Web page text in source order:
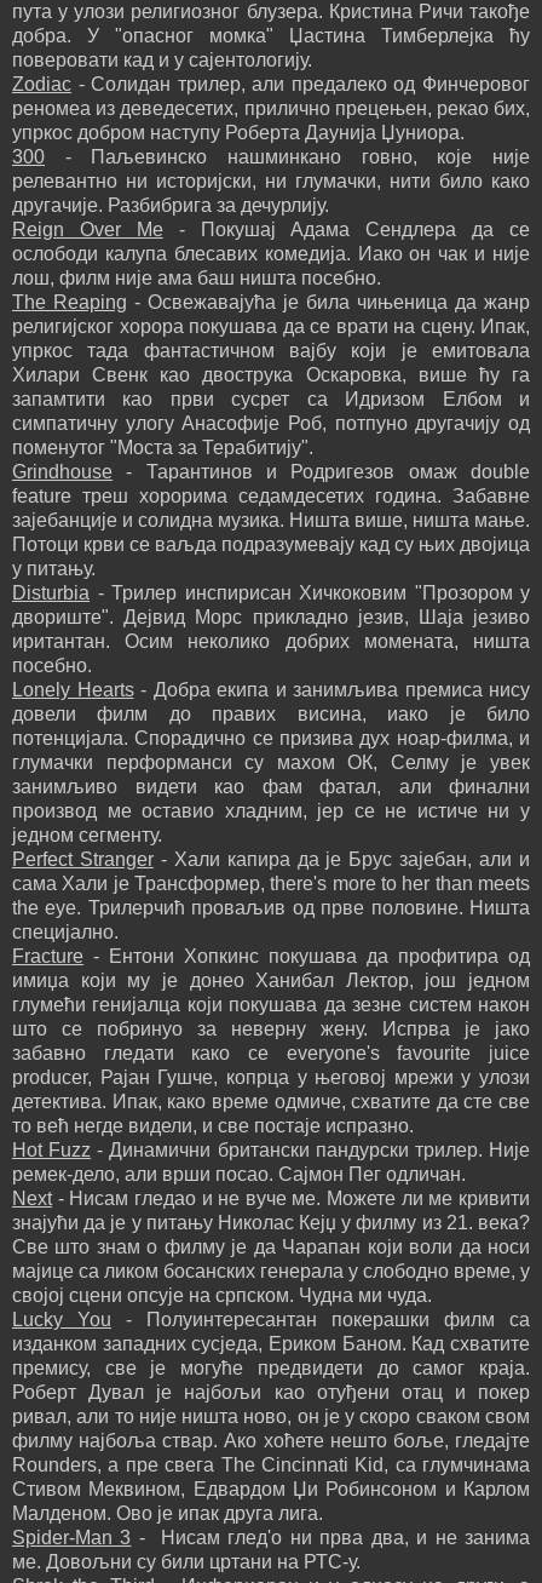
пута у улози религиозног блузера. Кристина Ричи такође
добра. У "опасног момка" Џастина Тимберлејка ћу
поверовати кад и у сајентологију.
Zodiac - Солидан трилер, али предалеко од Финчеровог
реномеа из деведесетих, прилично прецењен, рекао бих,
упркос добром наступу Роберта Даунија Џуниора.
300 - Паљевинско нашминкано говно, које није
релевантно ни историјски, ни глумачки, нити било како
другачије. Разбибрига за дечурлију.
Reign Over Me- Покушај Адама Сендлера да се
ослободи калупа блесавих комедија. Иако он чак и није
лош, филм није ама баш ништа посебно.
The Reaping - Освежавајућа је била чињеница да жанр
религијског хорора покушава да се врати на сцену. Ипак,
упркос тада фантастичном вајбу који је емитовала
Хилари Свенк као двострука Оскаровка, више ћу га
запамтити као први сусрет са Идризом Елбом и
симпатичну улогу Анасофије Роб, потпуно другачију од
поменутог "Моста за Терабитију".
Grindhouse - Тарантинов и Родригезов омаж double
feature треш хорорима седамдесетих година. Забавне
зајебанције и солидна музика. Ништа више, ништа мање.
Потоци крви се ваљда подразумевају кад су њих двојица
у питању.
Disturbia - Трилер инспирисан Хичкоковим "Прозором у
двориште". Дејвид Морс прикладно језив, Шаја језиво
иритантан. Осим неколико добрих момената, ништа
посебно.
Lonely Hearts- Добра екипа и занимљива премиса нису
довели филм до правих висина, иако је било
потенцијала. Спорадично се призива дух ноар-филма, и
глумачки перформанси су махом ОК, Селму је увек
занимљиво видети као фам фатал, али финални
производ ме оставио хладним, јер се не истиче ни у
једном сегменту.
Perfect Stranger- Хали капира да је Брус зајебан, али и
сама Хали је Трансформер, there's more to her than meets
the eye. Трилерчић проваљив од прве половине. Ништа
специјално.
Fracture - Ентони Хопкинс покушава да профитира од
имиџа који му је донео Ханибал Лектор, још једном
глумећи генијалца који покушава да зезне систем након
што се побринуо за неверну жену. Испрва је јако
забавно гледати како се everyone's favourite јuice
producer, Рајан Гушче, копрца у његовој мрежи у улози
детектива. Ипак, како време одмиче, схватите да сте све
то већ негде видели, и све постаје испразно.
Hot Fuzz - Динамични британски пандурски трилер. Није
ремек-дело, али врши посао. Сајмон Пег одличан.
Next- Нисам гледао и не вуче ме. Можете ли ме кривити
знајући да је у питању Николас Кејџ у филму из 21. века?
Све што знам о филму је да Чарапан који воли да носи
мајице са ликом босанских генерала у слободно време, у
својој сцени опсује на српском. Чудна ми чуда.
Lucky You - Полуинтересантан покерашки филм са
изданком западних сусједа, Ериком Баном. Кад схватите
премису, све је могуће предвидети до самог краја.
Роберт Дувал је најбољи као отуђени отац и покер
ривал, али то није ништа ново, он је у скоро сваком свом
филму најбоља ствар. Ако хоћете нешто боље, гледајте
Rounders, а пре свега The Cincinnati Kid, са глумчинама
Стивом Меквином, Едвардом Џи Робинсоном и Карлом
Малденом. Ово је ипак друга лига.
Spider-Man 3 - Нисам глед'о ни прва два, и не занима
ме. Довољни су били цртани на РТС-у.